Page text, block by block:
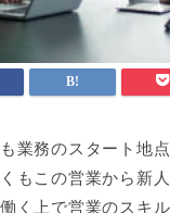
業務のスタート地
もこの営業から新
く上で営業のスキ